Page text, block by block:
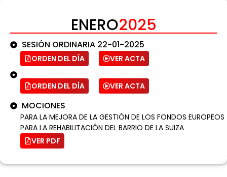
ENERO2025
SESIÓN ORDINARIA 22-01-2025
ORDEN DEL DÍA VER ACTA
ORDEN DEL DÍA VER ACTA
MOCIONES
PARA LA MEJORA DE LA GESTIÓN DE LOS FONDOS EUROPEOS
PARA LA REHABILITACIÓN DEL BARRIO DE LA SUIZA
VER PDF